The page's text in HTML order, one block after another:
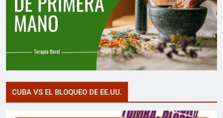
CUBA VS EL BLOQUEO DE EE.UU.